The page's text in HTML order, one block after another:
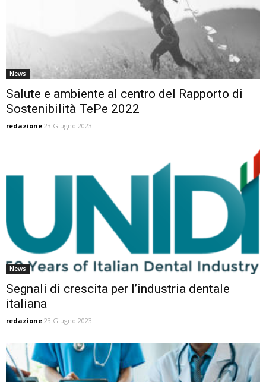
News
Salute e ambiente al centro del Rapporto di
Sostenibilità TePe 2022
redazione 23 Giugno 2023
News
Segnali di crescita per l’industria dentale
italiana
redazione 23 Giugno 2023